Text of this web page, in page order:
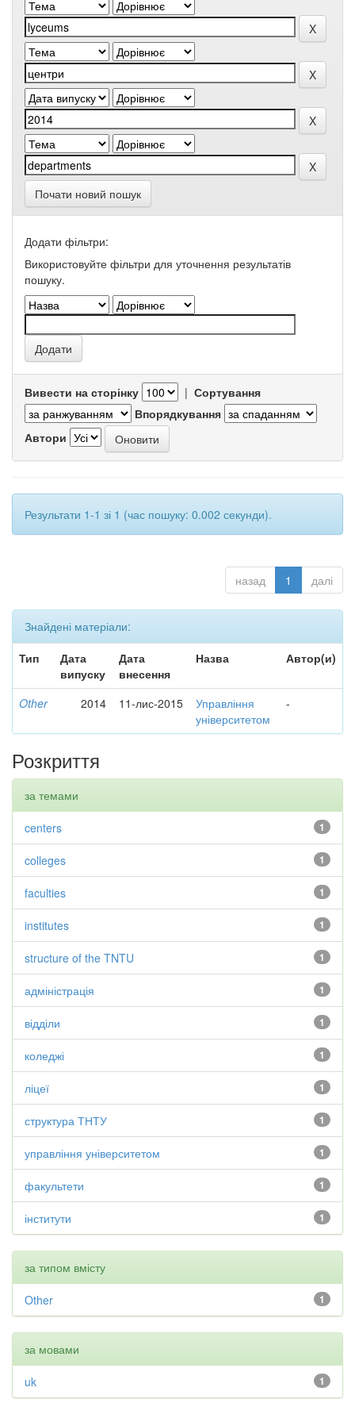
Почати новий пошук
Додати фільтри:
Використовуйте фільтри для уточнення результатів
пошуку.
Вивести на сторінку | Сортування
Впорядкування
Автори
Результати 1-1 зі 1 (час пошуку: 0.002 секунди).
назад 1 далі
Знайдені матеріали:
Тип
Дата
випуску
Дата
внесення
Назва Автор(и)
Other 2014 11-лис-2015
Управління
університетом
-
Розкриття
за темами
1
centers
1
colleges
1
faculties
1
institutes
1
structure of the TNTU
1
адміністрація
1
відділи
1
коледжі
1
ліцеї
1
структура ТНТУ
1
управління університетом
1
факультети
1
інститути
за типом вмісту
1
Other
за мовами
1
uk